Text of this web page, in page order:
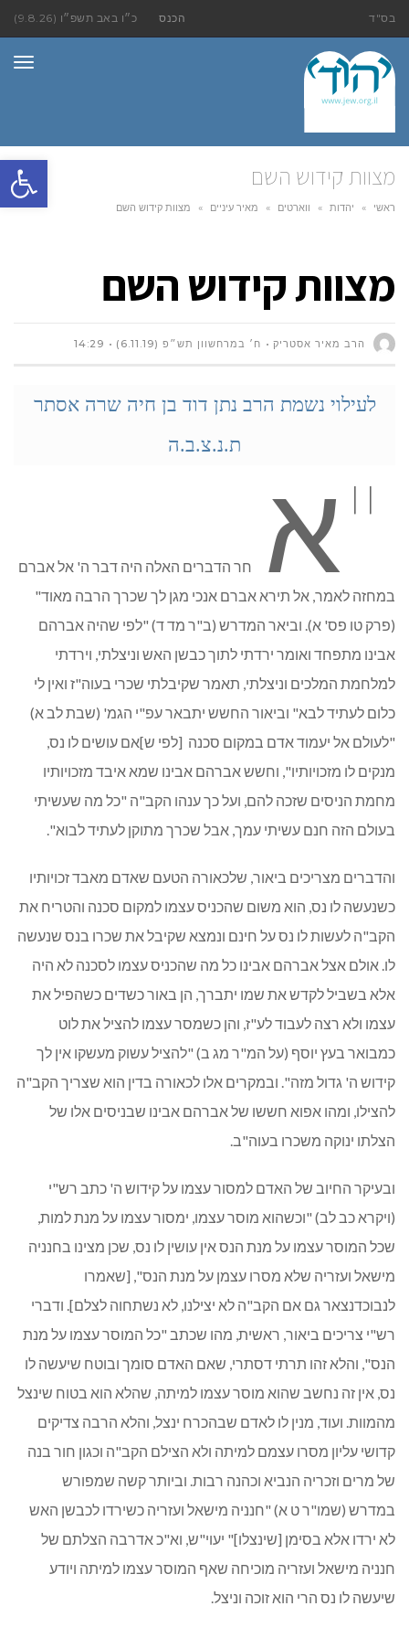
פתח
בס"ד הכנס כ״ו באב תשפ״ו (9.8.26)
מצוות קידוש השם
ראשי » יהדות » ווארטים » מאיר עיניים » מצוות קידוש השם
מצוות קידוש השם
הרב מאיר אסטריק ח׳ במרחשוון תש״פ (6.11.19) 14:29
לעילוי נשמת הרב נתן דוד בן חיה שרה אסתר
ת.נ.צ.ב.ה
"א
חר הדברים האלה היה דבר ה' אל אברם
במחזה לאמר, אל תירא אברם אנכי מגן לך שכרך הרבה מאוד"
(פרק טו פס' א). וביאר המדרש (ב"ר מד ד) "לפי שהיה אברהם
אבינו מתפחד ואומר ירדתי לתוך כבשן האש וניצלתי, וירדתי
למלחמת המלכים וניצלתי, תאמר שקיבלתי שכרי בעוה"ז ואין לי
כלום לעתיד לבא" וביאור החשש יתבאר עפ"י הגמ' (שבת לב א)
"לעולם אל יעמוד אדם במקום סכנה [לפי ש]אם עושים לו נס,
מנקים לו מזכויותיו", וחשש אברהם אבינו שמא איבד מזכויותיו
מחמת הניסים שזכה להם, ועל כך ענהו הקב"ה "כל מה שעשיתי
בעולם הזה חנם עשיתי עמך, אבל שכרך מתוקן לעתיד לבוא".
והדברים מצריכים ביאור, שלכאורה הטעם שאדם מאבד זכויותיו
כשנעשה לו נס, הוא משום שהכניס עצמו למקום סכנה והטריח את
הקב"ה לעשות לו נס על חינם ונמצא שקיבל את שכרו בנס שנעשה
לו. אולם אצל אברהם אבינו כל מה שהכניס עצמו לסכנה לא היה
אלא בשביל לקדש את שמו יתברך, הן באור כשדים כשהפיל את
עצמו ולא רצה לעבוד לע"ז, והן כשמסר עצמו להציל את לוט
כמבואר בעץ יוסף (על המ"ר מג ב) "להציל עשוק מעשקו אין לך
קידוש ה' גדול מזה". ובמקרים אלו לכאורה בדין הוא שצריך הקב"ה
להצילו, ומהו אפוא חששו של אברהם אבינו שבניסים אלו של
הצלתו ינוקה משכרו בעוה"ב.
ובעיקר החיוב של האדם למסור עצמו על קידוש ה' כתב רש"י
(ויקרא כב לב) "וכשהוא מוסר עצמו, ימסור עצמו על מנת למות,
שכל המוסר עצמו על מנת הנס אין עושין לו נס, שכן מצינו בחנניה
מישאל ועזריה שלא מסרו עצמן על מנת הנס", [שאמרו
לנבוכדנצאר גם אם הקב"ה לא יצילנו, לא נשתחוה לצלם]. ודברי
רש"י צריכים ביאור, ראשית, מהו שכתב "כל המוסר עצמו על מנת
הנס", והלא זהו תרתי דסתרי, שאם האדם סומך ובוטח שיעשה לו
נס, אין זה נחשב שהוא מוסר עצמו למיתה, שהלא הוא בטוח שינצל
מהמוות. ועוד, מנין לו לאדם שבהכרח ינצל, והלא הרבה צדיקים
קדושי עליון מסרו עצמם למיתה ולא הצילם הקב"ה וכגון חור בנה
של מרים וזכריה הנביא וכהנה רבות. וביותר קשה שמפורש
במדרש (שמו"ר ט א) "חנניה מישאל ועזריה כשירדו לכבשן האש
לא ירדו אלא בסימן [שינצלו]" יעוי"ש, וא"כ אדרבה הצלתם של
חנניה מישאל ועזריה מוכיחה שאף המוסר עצמו למיתה ויודע
שיעשה לו נס הרי הוא זוכה וניצל.